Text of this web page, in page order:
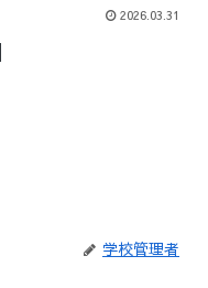
2026.03.31
学校管理者